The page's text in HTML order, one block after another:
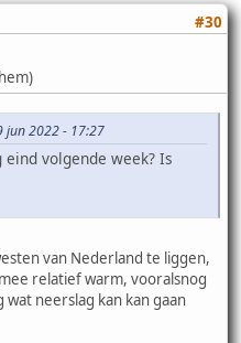
#30
jun 2022 - 17:27
volgende week? Is
van Nederland te liggen,
relatief warm, vooralsnog
neerslag kan kan gaan